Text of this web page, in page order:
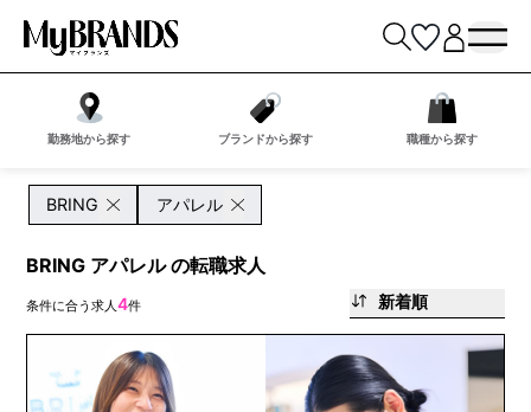
勤務地から探す ブランドから探す 職種から探す
BRING アパレル
BRING アパレル の転職求人
条件に合う求人4件 新着順